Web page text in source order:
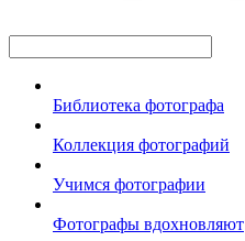
Библиотека фотографа
Коллекция фотографий
Учимся фотографии
Фотографы вдохновляют